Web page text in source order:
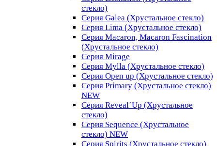
стекло)
Серия Galea (Хрустальное стекло)
Серия Lima (Хрустальное стекло)
Серия Macaron, Macaron Fascination
(Хрустальное стекло)
Серия Mirage
Серия Mylla (Хрустальное стекло)
Серия Open up (Хрустальное стекло)
Серия Primary (Хрустальное стекло)
NEW
Серия Reveal`Up (Хрустальное
стекло)
Серия Sequence (Хрустальное
стекло) NEW
Серия Spirits (Хрустальное стекло)